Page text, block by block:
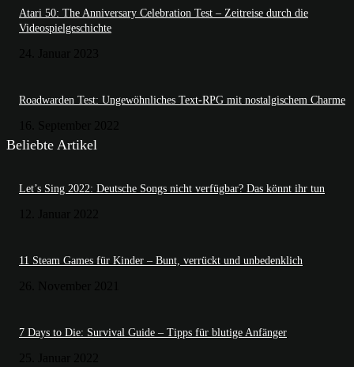
Atari 50: The Anniversary Celebration Test – Zeitreise durch die
Videospielgeschichte
Roadwarden Test: Ungewöhnliches Text-RPG mit nostalgischem Charme
Beliebte Artikel
Let’s Sing 2022: Deutsche Songs nicht verfügbar? Das könnt ihr tun
11 Steam Games für Kinder – Bunt, verrückt und unbedenklich
7 Days to Die: Survival Guide – Tipps für blutige Anfänger